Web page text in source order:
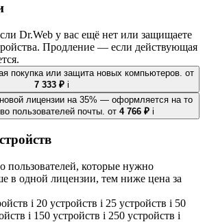
Dr.Web у вас ещё нет или защищаете
Продление — если действующая
покупка или защита новых компьютеров. от
7 333 ₽ i
лицензии на 35% — оформляется на то
пользователей почты. от 4 766 ₽ i
пользователей, которые нужно
в одной лицензии, тем ниже цена за
i 20 устройств i 25 устройств i 50
i 150 устройств i 250 устройств i